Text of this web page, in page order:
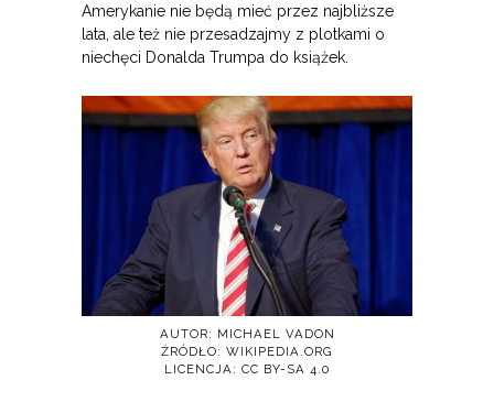
Amerykanie nie będą mieć przez najbliższe
lata, ale też nie przesadzajmy z plotkami o
niechęci Donalda Trumpa do książek.
AUTOR: MICHAEL VADON
ŹRÓDŁO: WIKIPEDIA.ORG
LICENCJA: CC BY-SA 4.0